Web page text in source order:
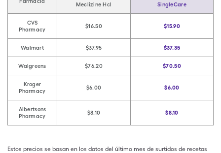
Meclizine Hcl
SingleCare
CVS
Pharmacy
$16.50 $15.90
Walmart $37.95 $37.35
Walgreens $76.20 $70.50
Kroger
Pharmacy
$6.00 $6.00
Albertsons
Pharmacy
$8.10 $8.10
Estos precios se basan en los datos del último mes de surtidos de recetas